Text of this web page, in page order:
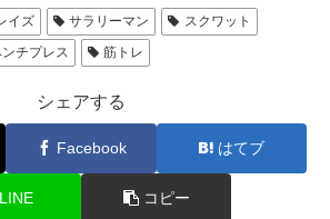
イズ サラリーマン
スクワット
チプレス 筋トレ
シェアする
Facebook はてブ
LINE コピー